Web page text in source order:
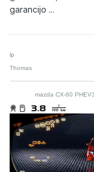
garancijo ...
lp
Thomas
mazda CX-60 PHEV327